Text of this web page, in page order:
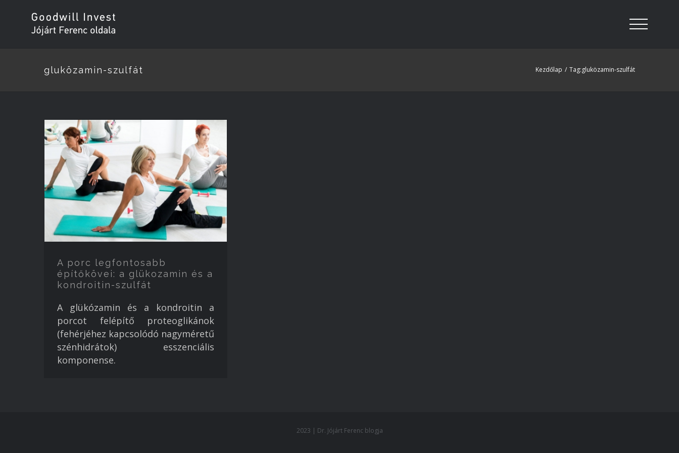
gluközamin-szulfát Kezdőlap / Tag:gluközamin-szulfát
A porc legfontosabb
építőkövei: a glükozamin és a
kondroitin-szulfát
A glükózamin és a kondroitin a
porcot felépítő proteoglikánok
(fehérjéhez kapcsolódó nagyméretű
szénhidrátok) esszenciális
komponense.
2023 | Dr. Jójárt Ferenc blogja